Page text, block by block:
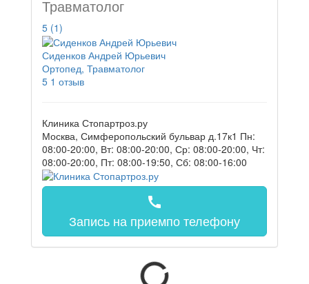
Травматолог
5 (1)
Сиденков Андрей Юрьевич
Ортопед, Травматолог
5 1 отзыв
Клиника Стопартроз.ру
Москва, Симферопольский бульвар д.17к1 Пн:
08:00-20:00, Вт: 08:00-20:00, Ср: 08:00-20:00, Чт:
08:00-20:00, Пт: 08:00-19:50, Сб: 08:00-16:00
call
Запись на приемпо телефону